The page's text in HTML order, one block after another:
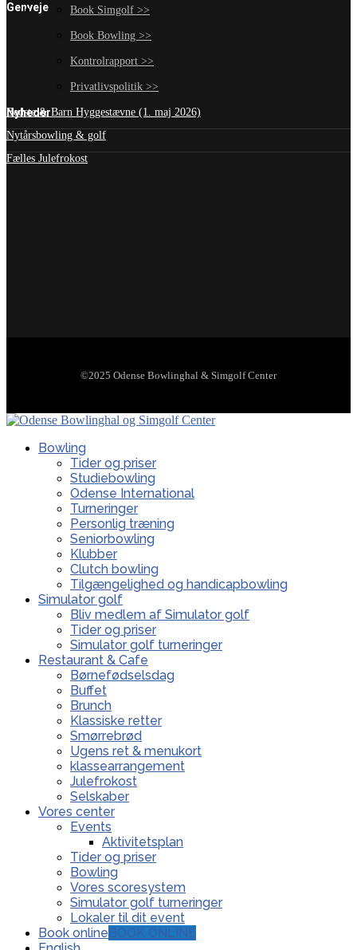
Genveje Book Simgolf >>
Book Bowling >>
Kontrolrapport >>
Privatlivspolitik >>
Nyheder
Bedste & Barn Hyggestævne (1. maj 2026)
Nytårsbowling & golf
Fælles Julefrokost
©2025 Odense Bowlinghal & Simgolf Center
Bowling
Tider og priser
Studiebowling
Odense International
Turneringer
Personlig træning
Seniorbowling
Klubber
Clutch bowling
Tilgængelighed og handicapbowling
Simulator golf
Bliv medlem af Simulator golf
Tider og priser
Simulator golf turneringer
Restaurant & Cafe
Børnefødselsdag
Buffet
Brunch
Klassiske retter
Smørrebrød
Ugens ret & menukort
klassearrangement
Julefrokost
Selskaber
Vores center
Events
Aktivitetsplan
Tider og priser
Bowling
Vores scoresystem
Simulator golf turneringer
Lokaler til dit event
Book online BOOK ONLINE